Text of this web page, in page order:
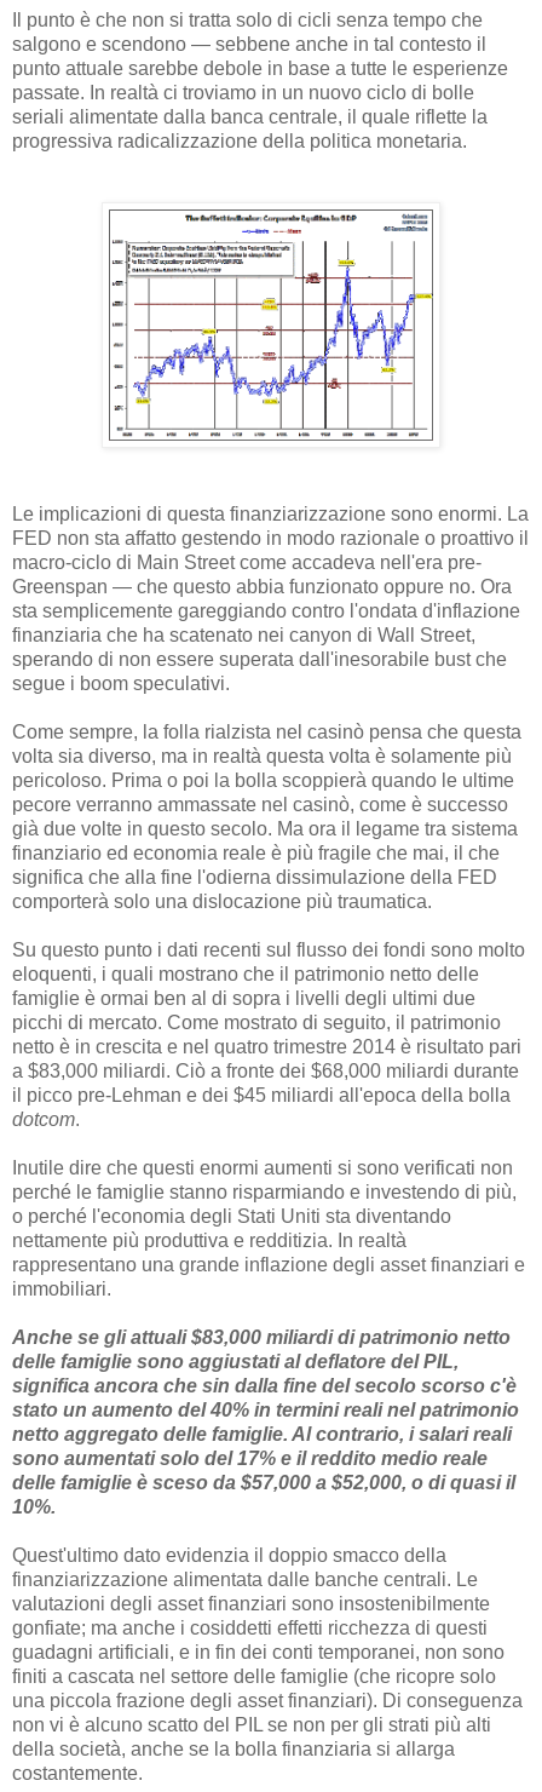
Il punto è che non si tratta solo di cicli senza tempo che
salgono e scendono — sebbene anche in tal contesto il
punto attuale sarebbe debole in base a tutte le esperienze
passate. In realtà ci troviamo in un nuovo ciclo di bolle
seriali alimentate dalla banca centrale, il quale riflette la
progressiva radicalizzazione della politica monetaria.
Le implicazioni di questa finanziarizzazione sono enormi. La
FED non sta affatto gestendo in modo razionale o proattivo il
macro-ciclo di Main Street come accadeva nell'era pre-
Greenspan — che questo abbia funzionato oppure no. Ora
sta semplicemente gareggiando contro l'ondata d'inflazione
finanziaria che ha scatenato nei canyon di Wall Street,
sperando di non essere superata dall'inesorabile bust che
segue i boom speculativi.
Come sempre, la folla rialzista nel casinò pensa che questa
volta sia diverso, ma in realtà questa volta è solamente più
pericoloso. Prima o poi la bolla scoppierà quando le ultime
pecore verranno ammassate nel casinò, come è successo
già due volte in questo secolo. Ma ora il legame tra sistema
finanziario ed economia reale è più fragile che mai, il che
significa che alla fine l'odierna dissimulazione della FED
comporterà solo una dislocazione più traumatica.
Su questo punto i dati recenti sul flusso dei fondi sono molto
eloquenti, i quali mostrano che il patrimonio netto delle
famiglie è ormai ben al di sopra i livelli degli ultimi due
picchi di mercato. Come mostrato di seguito, il patrimonio
netto è in crescita e nel quatro trimestre 2014 è risultato pari
a $83,000 miliardi. Ciò a fronte dei $68,000 miliardi durante
il picco pre-Lehman e dei $45 miliardi all'epoca della bolla
dotcom.
Inutile dire che questi enormi aumenti si sono verificati non
perché le famiglie stanno risparmiando e investendo di più,
o perché l'economia degli Stati Uniti sta diventando
nettamente più produttiva e redditizia. In realtà
rappresentano una grande inflazione degli asset finanziari e
immobiliari.
Anche se gli attuali $83,000 miliardi di patrimonio netto
delle famiglie sono aggiustati al deflatore del PIL,
significa ancora che sin dalla fine del secolo scorso c'è
stato un aumento del 40% in termini reali nel patrimonio
netto aggregato delle famiglie. Al contrario, i salari reali
sono aumentati solo del 17% e il reddito medio reale
delle famiglie è sceso da $57,000 a $52,000, o di quasi il
10%.
Quest'ultimo dato evidenzia il doppio smacco della
finanziarizzazione alimentata dalle banche centrali. Le
valutazioni degli asset finanziari sono insostenibilmente
gonfiate; ma anche i cosiddetti effetti ricchezza di questi
guadagni artificiali, e in fin dei conti temporanei, non sono
finiti a cascata nel settore delle famiglie (che ricopre solo
una piccola frazione degli asset finanziari). Di conseguenza
non vi è alcuno scatto del PIL se non per gli strati più alti
della società, anche se la bolla finanziaria si allarga
costantemente.